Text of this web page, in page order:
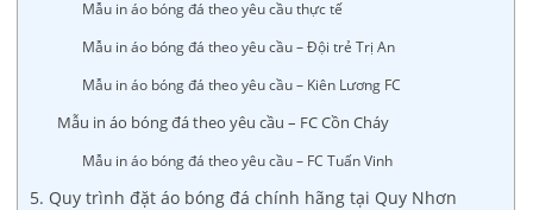
Mẫu in áo bóng đá theo yêu cầu thực tế
Mẫu in áo bóng đá theo yêu cầu – Đội trẻ Trị An
Mẫu in áo bóng đá theo yêu cầu – Kiên Lương FC
Mẫu in áo bóng đá theo yêu cầu – FC Cồn Cháy
Mẫu in áo bóng đá theo yêu cầu – FC Tuấn Vinh
5. Quy trình đặt áo bóng đá chính hãng tại Quy Nhơn